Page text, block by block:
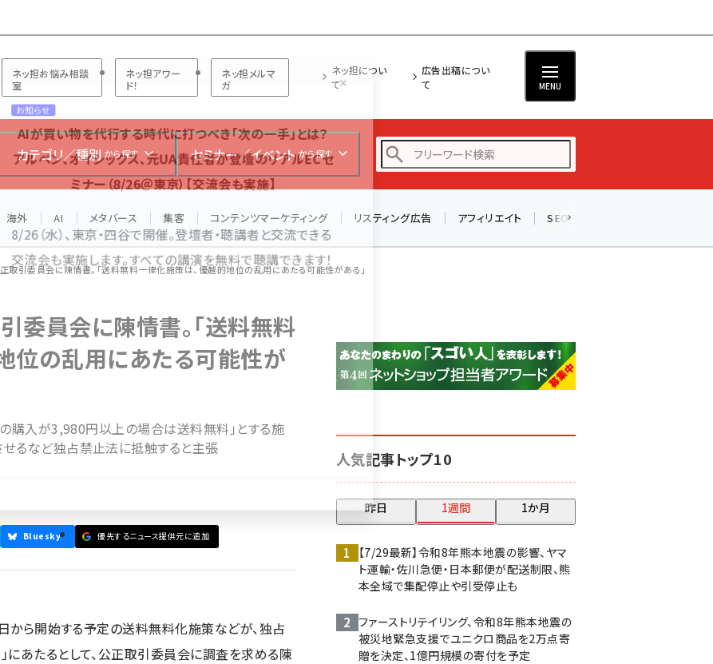
担当者フォーラム
ネッ担お悩み相談
室
ネッ担アワー
ド！
ネッ担メルマ
ガ
ネッ担につい
て
広告出稿につい
て
MENU
カテゴリ／種別 から探す セミナー／イベント から探す
アスクル (1119)
base (1075)
海外 AI メタバース 集客 コンテンツマーケティング リスティング広告 アフィリエイト SEO
取引委員会に陳情書。「送料無料一律化施策は、優越的地位の乱用にあたる可能性がある」
委員会に陳情書。「送料無料
位の乱用にあたる可能性が
購入が3,980円以上の場合は送料無料」とする施
るなど独占禁止法に抵触すると主張
Bluesky 優先するニュース提供元に追加
ら開始する予定の送料無料化施策などが、独占
にあたるとして、公正取引委員会に調査を求める陳
人気記事トップ10
昨日 1週間 1か月
【7/29最新】令和8年熊本地震の影響、ヤマ
ト運輸・佐川急便・日本郵便が配送制限、熊
本全域で集配停止や引受停止も
ファーストリテイリング、令和8年熊本地震の
被災地緊急支援でユニクロ商品を2万点寄
贈を決定、1億円規模の寄付を予定
お知らせ
AIが買い物を代行する時代に打つべき「次の一手」とは？
アルペン、オイシックス、元UA責任者が登壇のリアルECセ
ミナー（8/26＠東京）【交流会も実施】
8/26（水）、東京・四谷で開催。登壇者・聴講者と交流できる
交流会も実施します。すべての講演を無料で聴講できます！
参加登録はこちら↑